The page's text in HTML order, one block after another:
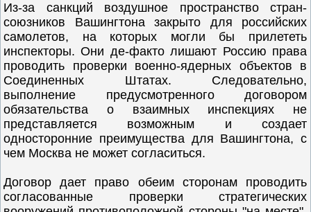
Из-за санкций воздушное пространство стран-
союзников Вашингтона закрыто для российских
самолетов, на которых могли бы прилететь
инспекторы. Они де-факто лишают Россию права
проводить проверки военно-ядерных объектов в
Соединенных Штатах. Следовательно,
выполнение предусмотренного договором
обязательства о взаимных инспекциях не
представляется возможным и создает
односторонние преимущества для Вашингтона, с
чем Москва не может согласиться.
Договор дает право обеим сторонам проводить
согласованные проверки стратегических